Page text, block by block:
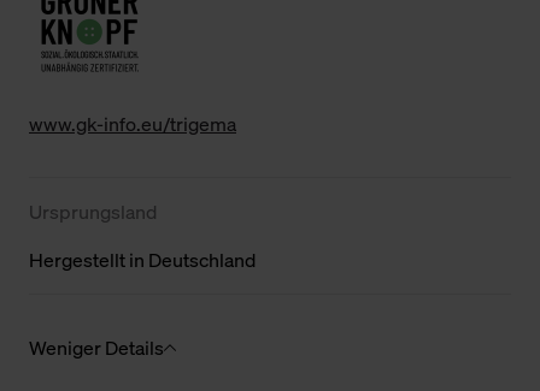
www.gk-info.eu/trigema
Ursprungsland
Hergestellt in Deutschland
Weniger Details